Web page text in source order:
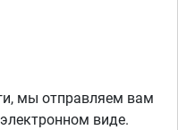
мы отправляем вам
виде.